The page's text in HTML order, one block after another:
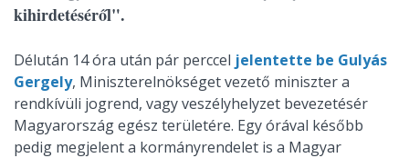
kihirdetéséről".
Délután 14 óra után pár perccel jelentette be Gulyás
Gergely, Miniszterelnökséget vezető miniszter a
rendkívüli jogrend, vagy veszélyhelyzet bevezetésér
Magyarország egész területére. Egy órával később
pedig megjelent a kormányrendelet is a Magyar